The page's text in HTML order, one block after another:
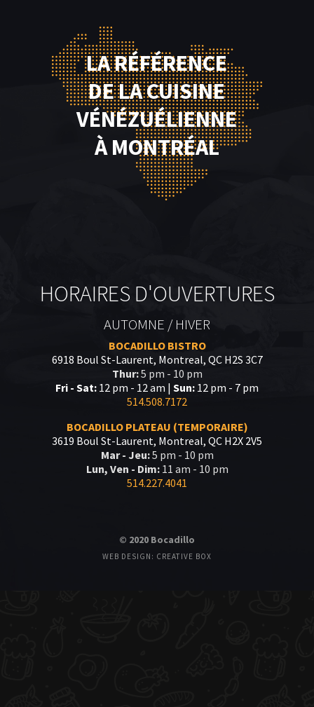
LA RÉFÉRENCE
DE LA CUISINE
VÉNÉZUÉLIENNE
À MONTRÉAL
HORAIRES D'OUVERTURES
AUTOMNE / HIVER
BOCADILLO BISTRO
6918 Boul St-Laurent, Montreal, QC H2S 3C7
Thur:5 pm - 10 pm
Fri - Sat: 12 pm - 12 am | Sun: 12 pm - 7 pm
514.508.7172
BOCADILLO PLATEAU (TEMPORAIRE)
3619 Boul St-Laurent, Montreal, QC H2X 2V5
Mar - Jeu:5 pm - 10 pm
Lun, Ven - Dim:11 am - 10 pm
514.227.4041
© 2020 Bocadillo
WEB DESIGN: CREATIVE BOX